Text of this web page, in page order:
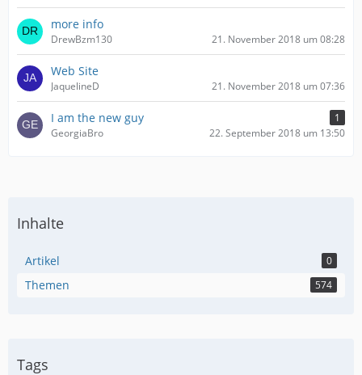
more info
DrewBzm130 21. November 2018 um 08:28
Web Site
JaquelineD 21. November 2018 um 07:36
I am the new guy
1
GeorgiaBro
22. September 2018 um 13:50
Inhalte
Artikel 0
Themen 574
Tags